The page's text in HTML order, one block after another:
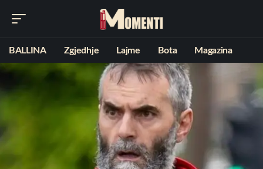
BALLINA Zgjedhje Lajme Bota Magazina